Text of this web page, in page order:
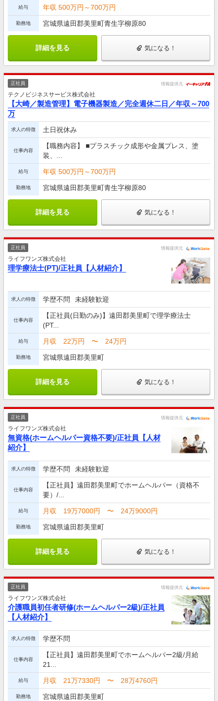
給与 年収 500万円～700万円
勤務地 宮城県遠田郡美里町青生字柳原80
詳細を見る 気になる！
正社員 情報提供元
テクノビジネスサービス株式会社
【大崎／製造管理】電子機器製造／完全週休二日／年収～700
万
求人の特徴 土日祝休み
仕事内容
【職務内容】 ■プラスチック成形や金属プレス、塗
装、...
給与 年収 500万円～700万円
勤務地 宮城県遠田郡美里町青生字柳原80
詳細を見る 気になる！
正社員 情報提供元
ライフワンズ株式会社
理学療法士(PT)/正社員【人材紹介】
求人の特徴 学歴不問 未経験歓迎
仕事内容
【正社員(日勤のみ)】遠田郡美里町で理学療法士
(PT...
給与 月収 22万円 〜 24万円
勤務地 宮城県遠田郡美里町
詳細を見る 気になる！
正社員 情報提供元
ライフワンズ株式会社
無資格(ホームヘルパー資格不要)/正社員【人材
紹介】
求人の特徴 学歴不問 未経験歓迎
仕事内容
【正社員】遠田郡美里町でホームヘルパー（資格不
要）/...
給与 月収 19万7000円 〜 24万9000円
勤務地 宮城県遠田郡美里町
詳細を見る 気になる！
正社員 情報提供元
ライフワンズ株式会社
介護職員初任者研修(ホームヘルパー2級)/正社員
【人材紹介】
求人の特徴 学歴不問
仕事内容
【正社員】遠田郡美里町でホームヘルパー2級/月給
21...
給与 月収 21万7330円 〜 28万4760円
勤務地 宮城県遠田郡美里町